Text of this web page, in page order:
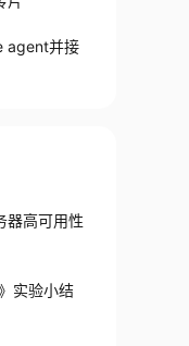
agent并接
器高可用性
实验小结